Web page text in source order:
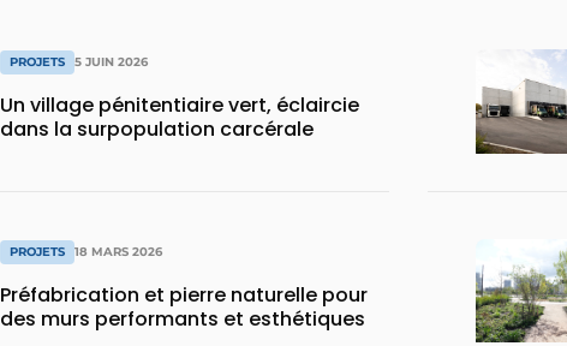
PROJETS 5 JUIN 2026
Un village pénitentiaire vert, éclaircie
dans la surpopulation carcérale
PROJETS 18 MARS 2026
Préfabrication et pierre naturelle pour
des murs performants et esthétiques